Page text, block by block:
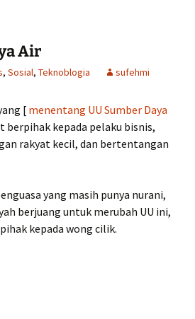
Air
, Sosial, Teknoblogia sufehmi
[ menentang UU Sumber Daya
berpihak kepada pelaku bisnis,
rakyat kecil, dan bertentangan
yang masih punya nurani,
berjuang untuk merubah UU ini,
kepada wong cilik.